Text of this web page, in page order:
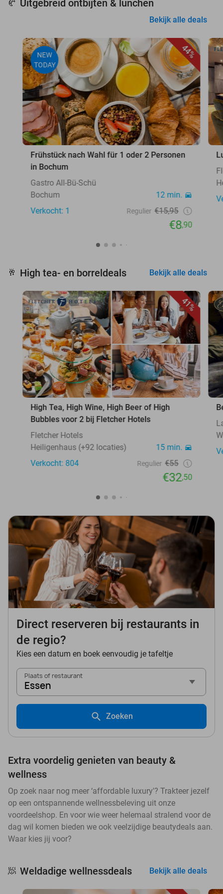
🥐 Uitgebreid ontbijten & lunchen
Bekijk alle deals
44%
NEW
TODAY
Frühstück nach Wahl für 1 oder 2 Personen
in Bochum
Gastro All-Bü-Schü
Bochum
12 min.
Verkocht: 1
Regulier €15,95
€8,90
🥂 High tea- en borreldeals Bekijk alle deals
41%
High Tea, High Wine, High Beer of High
Bubbles voor 2 bij Fletcher Hotels
Fletcher Hotels
Heiligenhaus (+92 locaties)
15 min.
Verkocht: 804
Regulier €55
€32,50
Direct reserveren bij restaurants in
de regio?
Kies een datum en boek eenvoudig je tafeltje
Plaats of restaurant
Essen
Zoeken
Extra voordelig genieten van beauty &
wellness
Op zoek naar nog meer ‘affordable luxury'? Trakteer jezelf
op een ontspannende wellnessbeleving uit onze
voordeelshop. En voor wie weer helemaal stralend voor de
dag wil komen bieden we ook veelzijdige beautydeals aan.
Waar kies jij voor?
🧖 Weldadige wellnessdeals Bekijk alle deals